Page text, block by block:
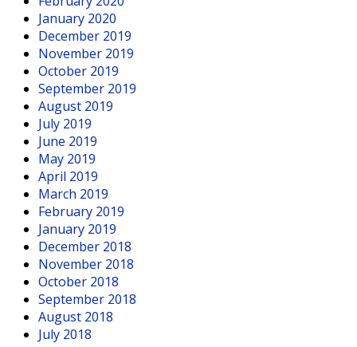
January 2020
December 2019
November 2019
October 2019
September 2019
August 2019
July 2019
June 2019
May 2019
April 2019
March 2019
February 2019
January 2019
December 2018
November 2018
October 2018
September 2018
August 2018
July 2018